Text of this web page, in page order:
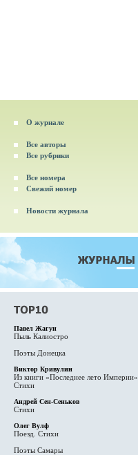
О журнале
Все авторы
Все рубрики
Все номера
Свежий номер
Новости журнала
Павел Жагун
Пыль Калиостро
Поэты Донецка
Виктор Кривулин
Из книги «Последнее лето Империи».
Стихи
Андрей Сен-Сеньков
Стихи
Олег Вулф
Поезд. Стихи
Поэты Самары